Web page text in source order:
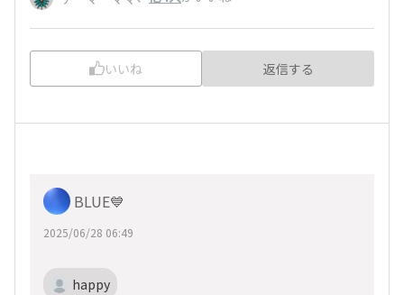
いいね 返信する
BLUE💙
2025/06/28 06:49
happy